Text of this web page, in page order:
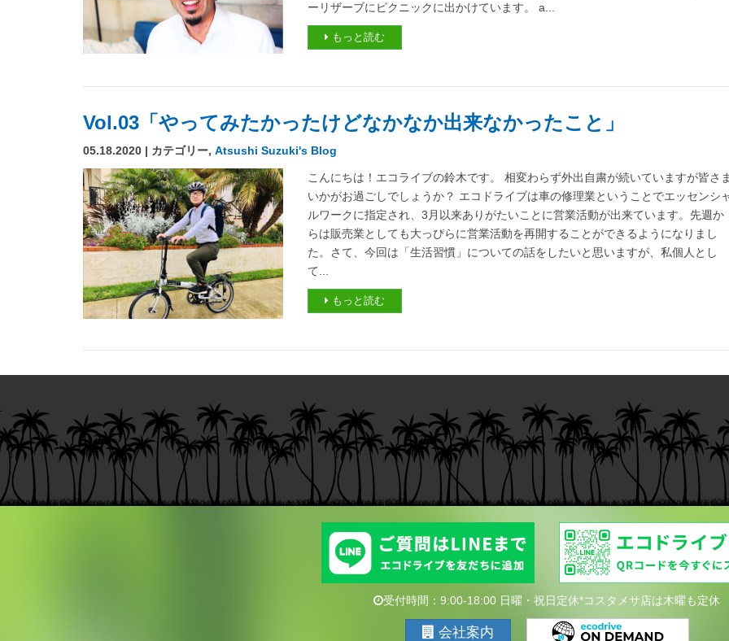
ーリザーブにピクニックに出かけています。 a...
もっと読む
Vol.03「やってみたかったけどなかなか出来なかったこと」
05.18.2020 | カテゴリー, Atsushi Suzuki's Blog
こんにちは！エコライブの鈴木です。 相変わらず外出自粛が続いていますが皆さま
いかがお過ごしでしょうか？ エコドライブは車の修理業ということでエッセンシ
ルワークに指定され、3月以来ありがたいことに営業活動が出来ています。先週か
らは販売業としても大っぴらに営業活動を再開することができるようになりまし
た。さて、今回は「生活習慣」についての話をしたいと思いますが、私個人とし
て...
もっと読む
受付時間：9:00-18:00 日曜・祝日定休*コスタメサ店は木曜も定休
会社案内